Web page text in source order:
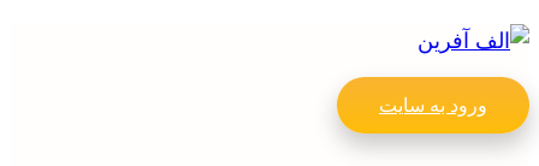
ورود به سایت